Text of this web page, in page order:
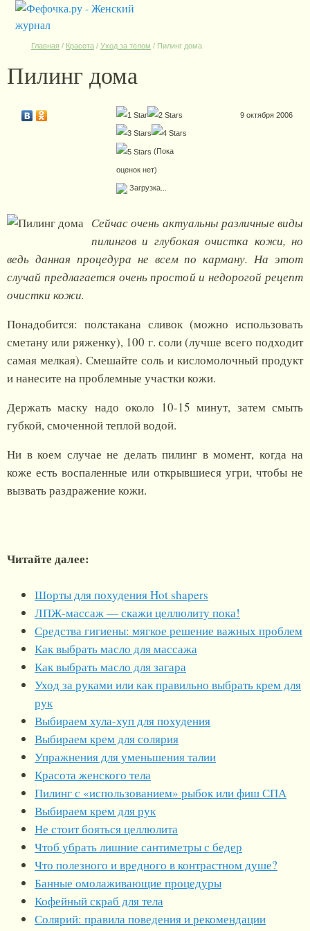
Главная / Красота / Уход за телом / Пилинг дома
Пилинг дома
(Пока
оценок нет)
Загрузка...
9 октября 2006
Сейчас очень актуальны различные виды
пилингов и глубокая очистка кожи, но
ведь данная процедура не всем по карману. На этот
случай предлагается очень простой и недорогой рецепт
очистки кожи.
Понадобится: полстакана сливок (можно использовать
сметану или ряженку), 100 г. соли (лучше всего подходит
самая мелкая). Смешайте соль и кисломолочный продукт
и нанесите на проблемные участки кожи.
Держать маску надо около 10-15 минут, затем смыть
губкой, смоченной теплой водой.
Ни в коем случае не делать пилинг в момент, когда на
коже есть воспаленные или открывшиеся угри, чтобы не
вызвать раздражение кожи.
Читайте далее:
Шорты для похудения Hot shapers
ЛПЖ-массаж — скажи целлюлиту пока!
Средства гигиены: мягкое решение важных проблем
Как выбрать масло для массажа
Как выбрать масло для загара
Уход за руками или как правильно выбрать крем для
рук
Выбираем хула-хуп для похудения
Выбираем крем для солярия
Упражнения для уменьшения талии
Красота женского тела
Пилинг с «использованием» рыбок или фиш СПА
Выбираем крем для рук
Не стоит бояться целлюлита
Чтоб убрать лишние сантиметры с бедер
Что полезного и вредного в контрастном душе?
Банные омолаживающие процедуры
Кофейный скраб для тела
Солярий: правила поведения и рекомендации